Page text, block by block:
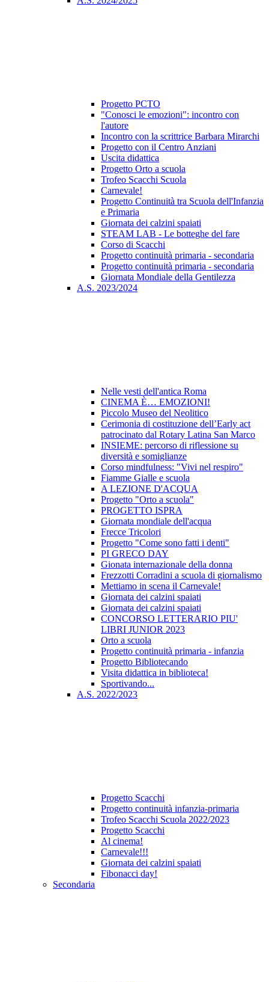
Progetto PCTO
"Conosci le emozioni": incontro con
l'autore
Incontro con la scrittrice Barbara Mirarchi
Progetto con il Centro Anziani
Uscita didattica
Progetto Orto a scuola
Trofeo Scacchi Scuola
Carnevale!
Progetto Continuità tra Scuola dell'Infanzia
e Primaria
Giornata dei calzini spaiati
STEAM LAB - Le botteghe del fare
Corso di Scacchi
Progetto continuità primaria - secondaria
Progetto continuità primaria - secondaria
Giornata Mondiale della Gentilezza
A.S. 2023/2024
Nelle vesti dell'antica Roma
CINEMA È… EMOZIONI!
Piccolo Museo del Neolitico
Cerimonia di costituzione dell’Early act
patrocinato dal Rotary Latina San Marco
INSIEME: percorso di riflessione su
diversità e somiglianze
Corso mindfulness: "Vivi nel respiro"
Fiamme Gialle e scuola
A LEZIONE D'ACQUA
Progetto "Orto a scuola"
PROGETTO ISPRA
Giornata mondiale dell'acqua
Frecce Tricolori
Progetto "Come sono fatti i denti"
PI GRECO DAY
Gionata internazionale della donna
Frezzotti Corradini a scuola di giornalismo
Mettiamo in scena il Carnevale!
Giornata dei calzini spaiati
Giornata dei calzini spaiati
CONCORSO LETTERARIO PIU'
LIBRI JUNIOR 2023
Orto a scuola
Progetto continuità primaria - infanzia
Progetto Bibliotecando
Visita didattica in biblioteca!
Sportivando...
A.S. 2022/2023
Progetto Scacchi
Progetto continuità infanzia-primaria
Trofeo Scacchi Scuola 2022/2023
Progetto Scacchi
Al cinema!
Carnevale!!!
Giornata dei calzini spaiati
Fibonacci day!
Secondaria